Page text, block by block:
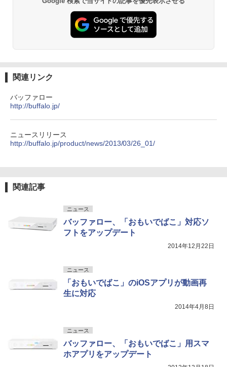
関連リンク
バッファロー
http://buffalo.jp/
ニュースリリース
http://buffalo.jp/product/news/2013/03/26_01/
関連記事
ニュース
バッファロー、「おもいでばこ」対応ソ
フトをアップデート
2014年12月22日
ニュース
「おもいでばこ」のiOSアプリが動画再
生に対応
2014年4月8日
ニュース
バッファロー、「おもいでばこ」用スマ
ホアプリをアップデート